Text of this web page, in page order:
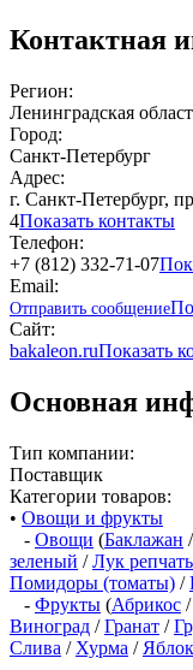
Контактная
Регион:
Ленинградская
Город:
Санкт-Петербург
Адрес:
г. Санкт-Петербург,
4Показать контакты
Телефон:
+7 (812) 332-71-07
Email:
Отправить сообщение
Сайт:
bakaleon.ruПоказать
Основная
Тип компании:
Поставщик
Категории товаров:
• Овощи и фрукты
- Овощи (Баклажан /
зеленый /Лук
Помидоры (томаты) /
- Фрукты (Абрикос /
Виноград /Гранат /
Слива / Хурма /